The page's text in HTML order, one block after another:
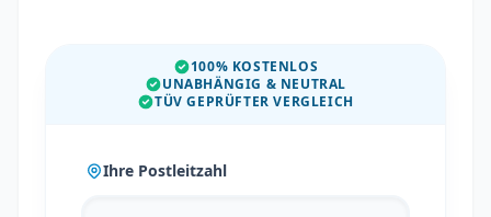
100% KOSTENLOS
UNABHÄNGIG & NEUTRAL
TÜV GEPRÜFTER VERGLEICH
Ihre Postleitzahl